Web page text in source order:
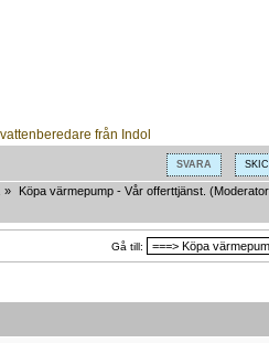
SVARA
» Köpa värmepump - Vår offerttjänst.
Gå till: